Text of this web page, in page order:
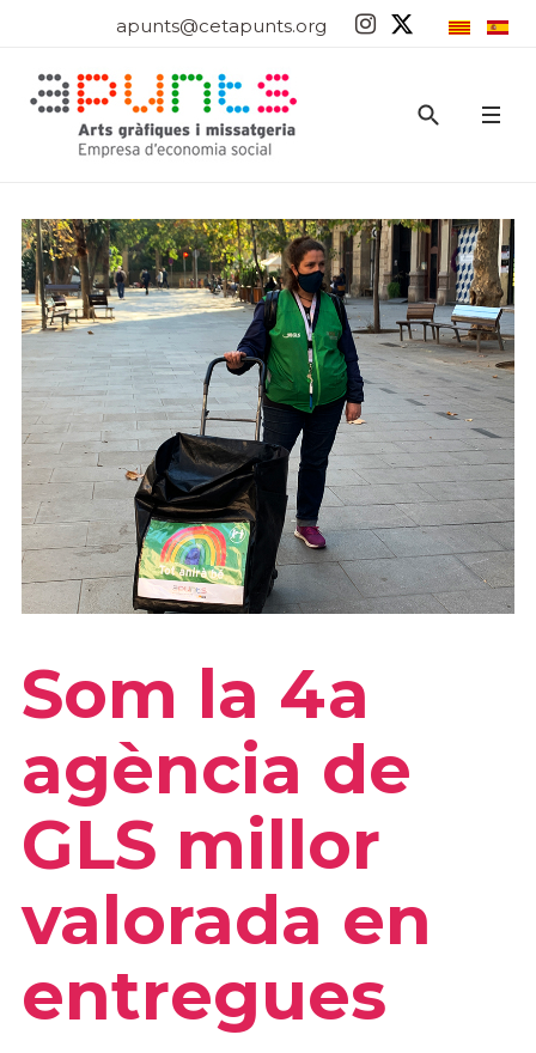
apunts@cetapunts.org
Som la 4a
agència de
GLS millor
valorada en
entregues